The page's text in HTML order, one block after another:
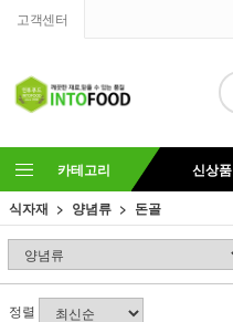
고객센터
카테고리 신상품
식자재
양념류 돈골
정렬